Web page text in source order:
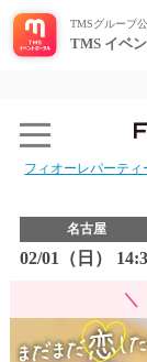
TMSグループ
TMS イベ
フィオーレパーティ
名古屋
02/01（日）
＼